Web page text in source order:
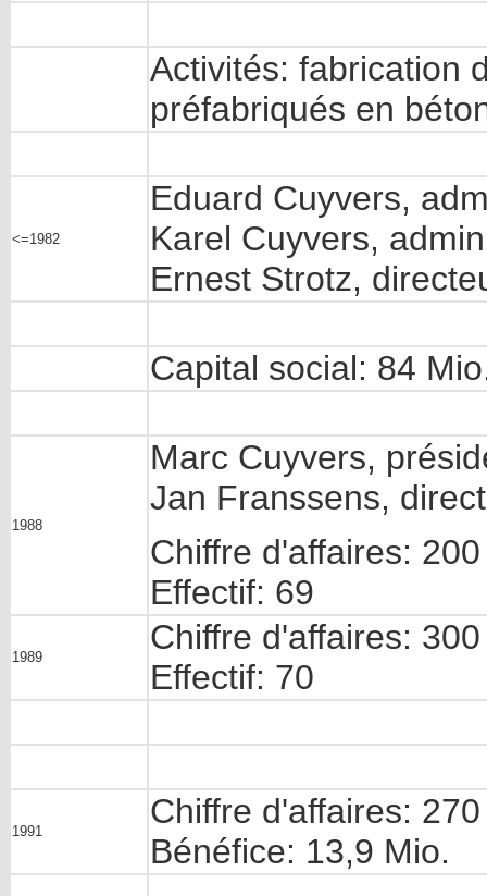
Activités: fabrication
préfabriqués en
<=1982
Eduard Cuyvers,
Karel Cuyvers,
Ernest Strotz,
Capital social: 84
1988
Marc Cuyvers,
Jan Franssens,
Chiffre d'affaires:
Effectif: 69
1989
Chiffre d'affaires:
Effectif: 70
1991
Chiffre d'affaires:
Bénéfice: 13,9 Mio.